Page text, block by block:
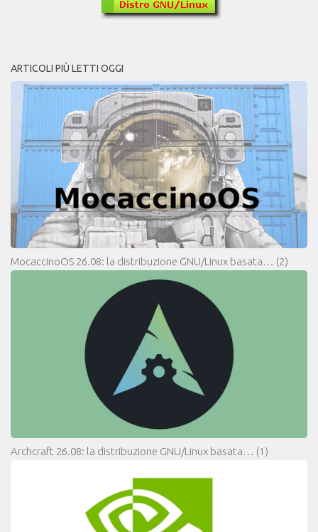
ARTICOLI PIÙ LETTI OGGI
MocaccinoOS 26.08: la distribuzione GNU/Linux basata… (2)
Archcraft 26.08: la distribuzione GNU/Linux basata… (1)